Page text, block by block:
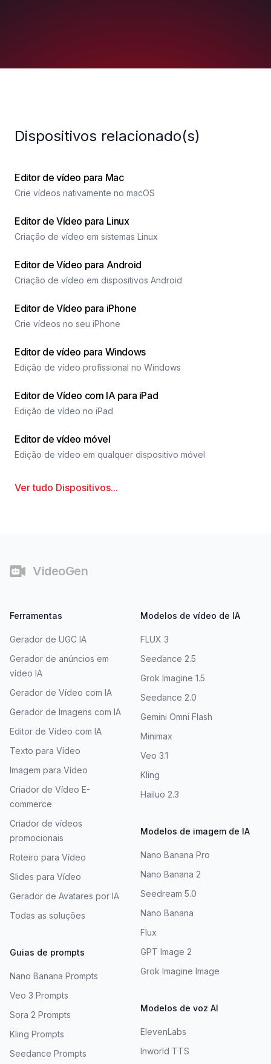
Dispositivos relacionado(s)
Editor de vídeo para Mac
Crie vídeos nativamente no macOS
Editor de Vídeo para Linux
Criação de vídeo em sistemas Linux
Editor de Vídeo para Android
Criação de vídeo em dispositivos Android
Editor de Vídeo para iPhone
Crie vídeos no seu iPhone
Editor de vídeo para Windows
Edição de vídeo profissional no Windows
Editor de Vídeo com IA para iPad
Edição de vídeo no iPad
Editor de vídeo móvel
Edição de vídeo em qualquer dispositivo móvel
Ver tudo Dispositivos...
VideoGen
Ferramentas
Gerador de UGC IA
Gerador de anúncios em
vídeo IA
Gerador de Vídeo com IA
Gerador de Imagens com IA
Editor de Vídeo com IA
Texto para Vídeo
Imagem para Vídeo
Criador de Vídeo E-
commerce
Criador de vídeos
promocionais
Roteiro para Vídeo
Slides para Vídeo
Gerador de Avatares por IA
Todas as soluções
Guias de prompts
Nano Banana Prompts
Veo 3 Prompts
Sora 2 Prompts
Kling Prompts
Seedance Prompts
Modelos de vídeo de IA
FLUX 3
Seedance 2.5
Grok Imagine 1.5
Seedance 2.0
Gemini Omni Flash
Minimax
Veo 3.1
Kling
Hailuo 2.3
Modelos de imagem de IA
Nano Banana Pro
Nano Banana 2
Seedream 5.0
Nano Banana
Flux
GPT Image 2
Grok Imagine Image
Modelos de voz AI
ElevenLabs
Inworld TTS